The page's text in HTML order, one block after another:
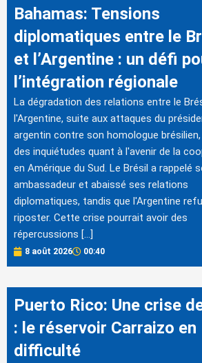
Bahamas: Tensions
diplomatiques entre le
et l’Argentine : un défi
l’intégration régionale
La dégradation des relations entre le
l'Argentine, suite aux attaques du
argentin contre son homologue
des inquiétudes quant à l'avenir de la
en Amérique du Sud. Le Brésil a rappelé
ambassadeur et abaissé ses relations
diplomatiques, tandis que l'Argentine
riposter. Cette crise pourrait avoir des
répercussions […]
8 août 2026 00:40
Puerto Rico: Une crise
: le réservoir Carraizo en
difficulté